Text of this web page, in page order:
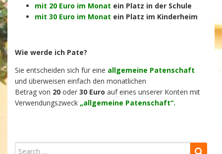
mit 20 Euro im Monat ein Platz in der Schule
mit 30 Euro im Monat ein Platz im Kinderheim
Wie werde ich Pate?
Sie entscheiden sich für eine allgemeine Patenschaft
und überweisen einfach den monatlichen
Betrag von 20 oder 30 Euro auf eines unserer Konten mit
Verwendungszweck „allgemeine Patenschaft“.